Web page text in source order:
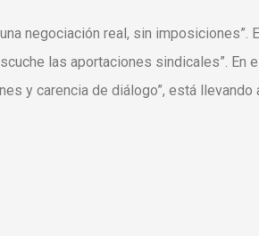
negociación real, sin imposiciones”.
las aportaciones sindicales”. En
y carencia de diálogo”, está llevando